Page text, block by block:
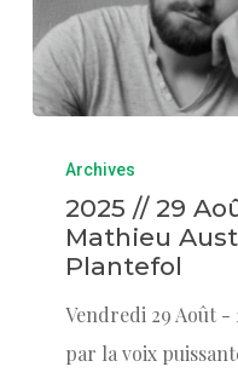
Archives
2025 // 29
Mathieu
Plantefol
Vendredi 29 Août -
par la voix